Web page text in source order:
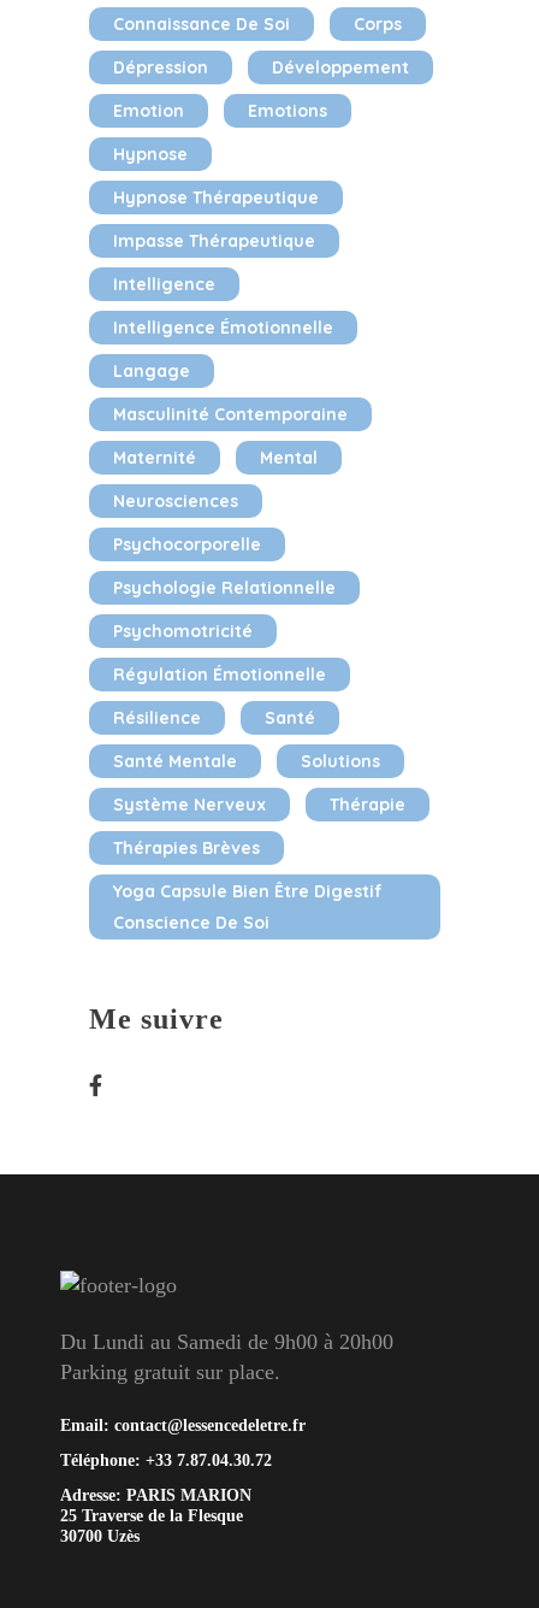
Connaissance De Soi
Corps
Dépression
Développement
Emotion
Emotions
Hypnose
Hypnose Thérapeutique
Impasse Thérapeutique
Intelligence
Intelligence Émotionnelle
Langage
Masculinité Contemporaine
Maternité
Mental
Neurosciences
Psychocorporelle
Psychologie Relationnelle
Psychomotricité
Régulation Émotionnelle
Résilience
Santé
Santé Mentale
Solutions
Système Nerveux
Thérapie
Thérapies Brèves
Yoga Capsule Bien Être Digestif
Conscience De Soi
Me suivre
Du Lundi au Samedi de 9h00 à 20h00
Parking gratuit sur place.
Email: contact@lessencedeletre.fr
Téléphone: +33 7.87.04.30.72
Adresse: PARIS MARION
25 Traverse de la Flesque
30700 Uzès